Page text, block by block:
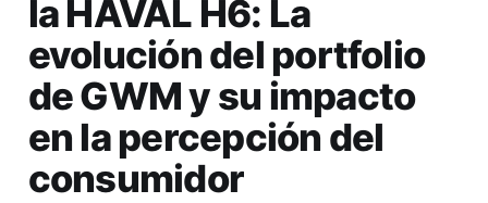
la HAVAL H6: La
evolución del portfolio
de GWM y su impacto
en la percepción del
consumidor